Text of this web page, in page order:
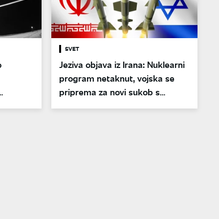
SVET
Jeziva objava iz Irana: Nuklearni
program netaknut, vojska se
priprema za novi sukob s